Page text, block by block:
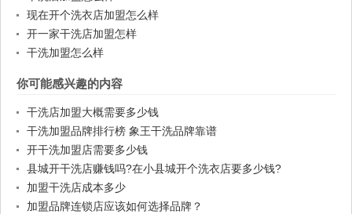
现在开个洗衣店加盟怎么样
开一家干洗店加盟怎样
干洗加盟怎么样
你可能感兴趣的内容
干洗店加盟大概需要多少钱
干洗加盟品牌排行榜 象王干洗品牌靠谱
开干洗加盟店需要多少钱
县城开干洗店赚钱吗?在小县城开个洗衣店要多少钱?
加盟干洗店成本多少
加盟品牌连锁店应该如何选择品牌？